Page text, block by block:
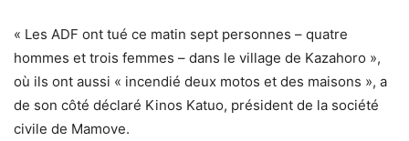
« Les ADF ont tué ce matin sept personnes – quatre
hommes et trois femmes – dans le village de Kazahoro »,
où ils ont aussi « incendié deux motos et des maisons », a
de son côté déclaré Kinos Katuo, président de la société
civile de Mamove.